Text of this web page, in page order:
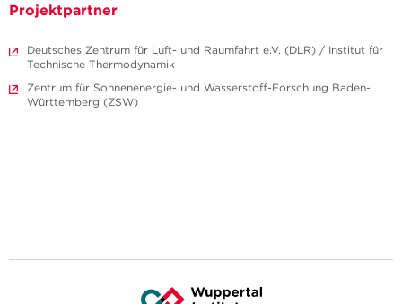
Projektpartner
Deutsches Zentrum für Luft- und Raumfahrt e.V. (DLR) / Institut für
Technische Thermodynamik
Zentrum für Sonnenenergie- und Wasserstoff-Forschung Baden-
Württemberg (ZSW)